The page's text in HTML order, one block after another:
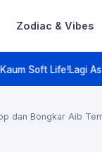
Zodiac & Vibes
Ayam Goreng
dan Bongkar Aib